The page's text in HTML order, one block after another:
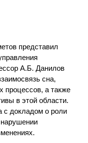
представил
А.Б. Данилов
сна,
процессов, а также
в этой области.
докладом о роли